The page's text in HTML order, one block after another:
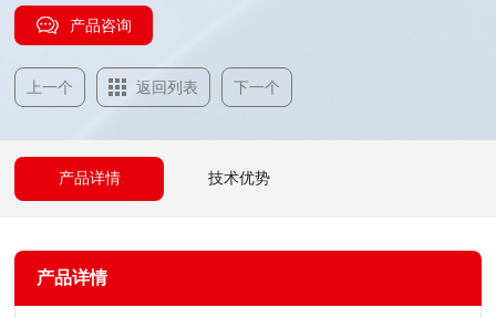
产品咨询
上一个 返回列表 下一个
产品详情 技术优势
产品详情